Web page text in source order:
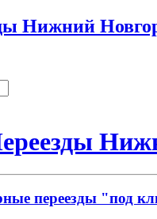
Нижний
переезды "под